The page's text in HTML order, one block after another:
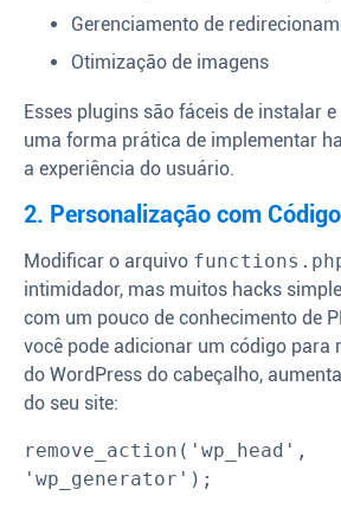
Gerenciamento de
Otimização de imagens
Esses plugins são fáceis de instalar
uma forma prática de implementar
a experiência do usuário.
2. Personalização com Código
Modificar o arquivo
intimidador, mas muitos hacks
com um pouco de conhecimento de
você pode adicionar um código para
do WordPress do cabeçalho,
do seu site:
remove_action('wp_head',
'wp_generator');